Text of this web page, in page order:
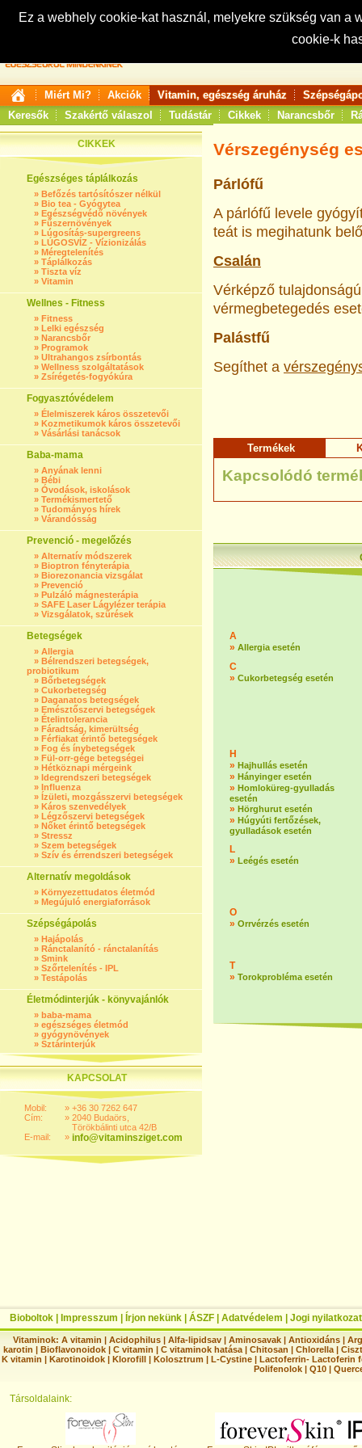
Ez a webhely cookie-kat használ, melyekre szükség van
cookie-k
Keresés:
Miért Mi? Akciók Vitamin, egészség áruház
Keresők
Szakértő válaszol Tudástár Cikkek Narancsbőr
CIKKEK
Egészséges táplálkozás
» Befőzés tartósítószer nélkül
» Bio tea - Gyógytea
» Egészségvédő növények
» Fűszernövények
» Lúgosítás-supergreens
» LÚGOSVÍZ - Vízionizálás
» Méregtelenítés
» Táplálkozás
» Tiszta víz
» Vitamin
Wellnes - Fitness
» Fitness
» Lelki egészség
» Narancsbőr
» Programok
» Ultrahangos zsírbontás
» Wellness szolgáltatások
» Zsírégetés-fogyókúra
Fogyasztóvédelem
» Élelmiszerek káros összetevői
» Kozmetikumok káros összetevői
» Vásárlási tanácsok
Baba-mama
» Anyának lenni
» Bébi
» Óvodások, iskolások
» Termékismertető
» Tudományos hírek
» Várandósság
Prevenció - megelőzés
» Alternatív módszerek
» Bioptron fényterápia
» Biorezonancia vizsgálat
» Prevenció
» Pulzáló mágnesterápia
» SAFE Laser Lágylézer terápia
» Vizsgálatok, szűrések
Betegségek
» Allergia
» Bélrendszeri betegségek,
probiotikum
» Bőrbetegségek
» Cukorbetegség
» Daganatos betegségek
» Emésztőszervi betegségek
» Ételintolerancia
» Fáradtság, kimerültség
» Férfiakat érintő betegségek
» Fog és ínybetegségek
» Fül-orr-gége betegségei
» Hétköznapi mérgeink
» Idegrendszeri betegségek
» Influenza
» Ízületi, mozgásszervi betegségek
» Káros szenvedélyek
» Légzőszervi betegségek
» Nőket érintő betegségek
» Stressz
» Szem betegségek
» Szív és érrendszeri betegségek
Alternatív megoldások
» Környezettudatos életmód
» Megújuló energiaforrások
Szépségápolás
» Hajápolás
» Ránctalanító - ránctalanítás
» Smink
» Szőrtelenítés - IPL
» Testápolás
Életmódinterjúk - könyvajánlók
» baba-mama
» egészséges életmód
» gyógynövények
» Sztárinterjúk
KAPCSOLAT
Mobil:
Cím:
E-mail:
»
»
»
+36 30 7262 647
2040 Budaörs,
Törökbálinti utca 42/B
info@vitaminsziget.com
Vérszegénység
Párlófű
A párlófű levele
teát is megihatunk
Csalán
Vérképző
vérmegbetegedés
Palástfű
Segíthet a
Termékek
Kapcsolódó
A
» Allergia esetén
C
» Cukorbetegség esetén
H
» Hajhullás esetén
» Hányinger esetén
» Homloküreg-gyulladás
esetén
» Hörghurut esetén
» Húgyúti fertőzések,
gyulladások esetén
L
» Leégés esetén
O
» Orrvérzés esetén
T
» Torokprobléma esetén
Bioboltok Impresszum Írjon nekünk ÁSZF Adatvédelem Jogi nyilatkozat
Vitaminok: A vitamin |Acidophilus |Alfa-lipidsav |Aminosavak |Antioxidáns |
karotin | Bioflavonoidok | C vitamin | C vitaminok hatása | Chitosan | Chlorella |
K vitamin | Karotinoidok | Klorofill | Kolosztrum | L-Cystine | Lactoferrin- Lactoferin
Polifenolok |Q10 |
Társoldalaink: